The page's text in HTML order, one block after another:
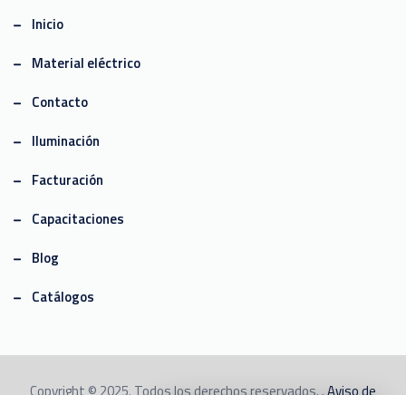
Inicio
Material eléctrico
Contacto
Iluminación
Facturación
Capacitaciones
Blog
Catálogos